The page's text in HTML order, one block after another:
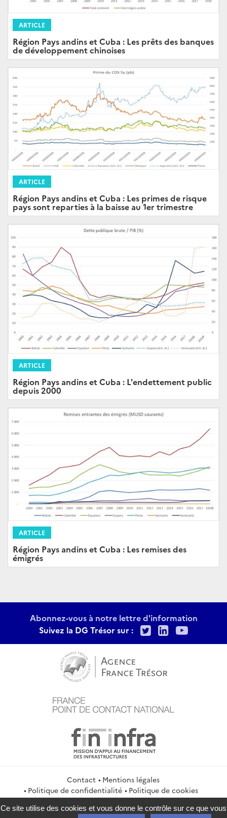
ARTICLE
Région Pays andins et Cuba : Les prêts des banques
de développement chinoises
ARTICLE
Région Pays andins et Cuba : Les primes de risque
pays sont reparties à la baisse au 1er trimestre
ARTICLE
Région Pays andins et Cuba : L'endettement public
depuis 2000
ARTICLE
Région Pays andins et Cuba : Les remises des
émigrés
Abonnez-vous à notre lettre d'information
Suivez la DG Trésor sur :
TwitterLinkedIn
Contact
Mentions légales
Politique de confidentialité
Politique de cookies
Gestion des cookies
Flux RSS
Ce site utilise des cookies et vous donne le contrôle sur ce que vous